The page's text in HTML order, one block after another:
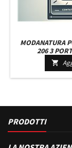
MODANATURA
206 3

PRODOTTI